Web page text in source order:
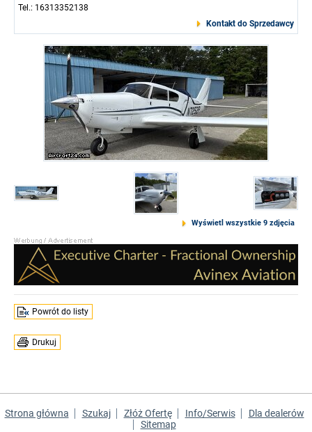
Tel.: 16313352138
Kontakt do Sprzedawcy
Wyświetl wszystkie 9 zdjęcia
Powrót do listy
Drukuj
Strona główna Szukaj Złóż Ofertę Info/Serwis
Dla dealerów
Sitemap